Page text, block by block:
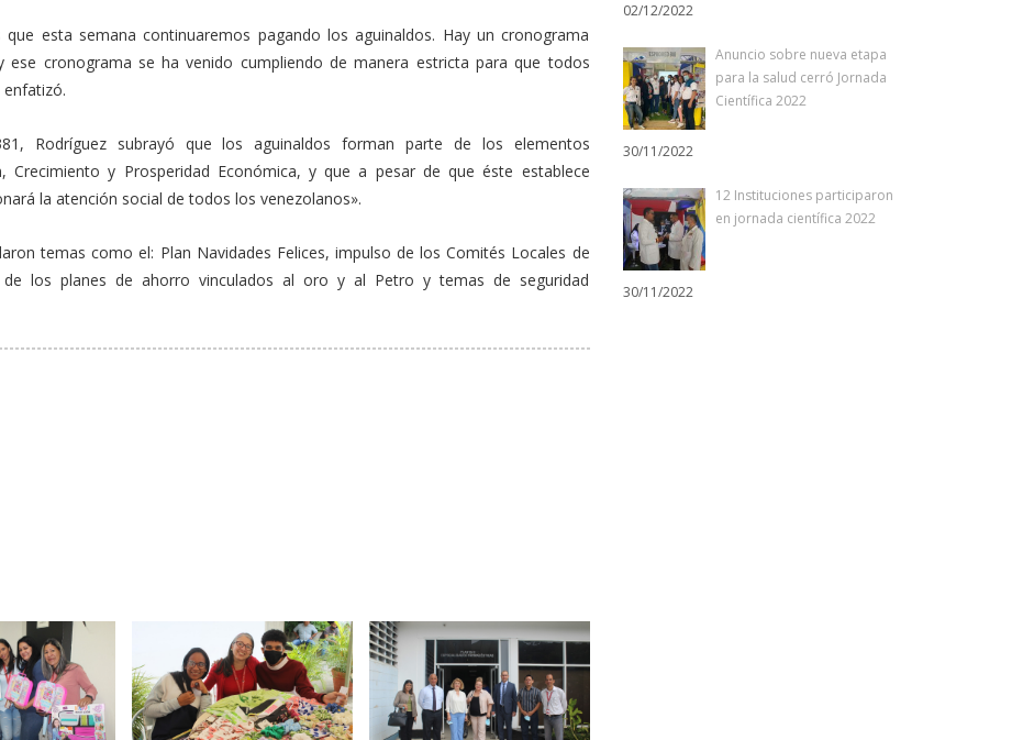
esta semana continuaremos pagando los aguinaldos. Hay un cronograma
ese cronograma se ha venido cumpliendo de manera estricta para que todos
enfatizó.
Rodríguez subrayó que los aguinaldos forman parte de los elementos
Crecimiento y Prosperidad Económica, y que a pesar de que éste establece
la atención social de todos los venezolanos».
temas como el: Plan Navidades Felices, impulso de los Comités Locales de
de los planes de ahorro vinculados al oro y al Petro y temas de seguridad
02/12/2022
Anuncio sobre nueva etapa
para la salud cerró Jornada
Científica 2022
30/11/2022
12 Instituciones participaron
en jornada científica 2022
30/11/2022